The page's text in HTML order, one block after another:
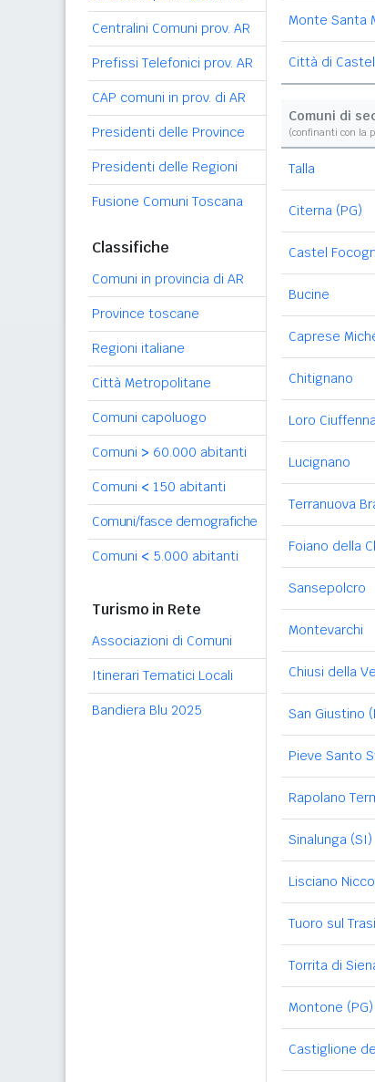
Centralini Comuni prov. AR
Prefissi Telefonici prov. AR
CAP comuni in prov. di AR
Presidenti delle Province
Presidenti delle Regioni
Fusione Comuni Toscana
Classifiche
Comuni in provincia di AR
Province toscane
Regioni italiane
Città Metropolitane
Comuni capoluogo
Comuni > 60.000 abitanti
Comuni < 150 abitanti
Comuni/fasce demografiche
Comuni < 5.000 abitanti
Turismo in Rete
Associazioni di Comuni
Itinerari Tematici Locali
Bandiera Blu 2025
Monte Santa
Città di
Comuni di
(confinanti con la
Talla
Citerna (PG)
Castel
Bucine
Caprese
Chitignano
Loro
Lucignano
Terranuova
Foiano della
Sansepolcro
Montevarchi
Chiusi della
San Giustino
Pieve Santo
Rapolano
Sinalunga (SI)
Lisciano
Tuoro sul
Torrita di
Montone (PG)
Castiglione